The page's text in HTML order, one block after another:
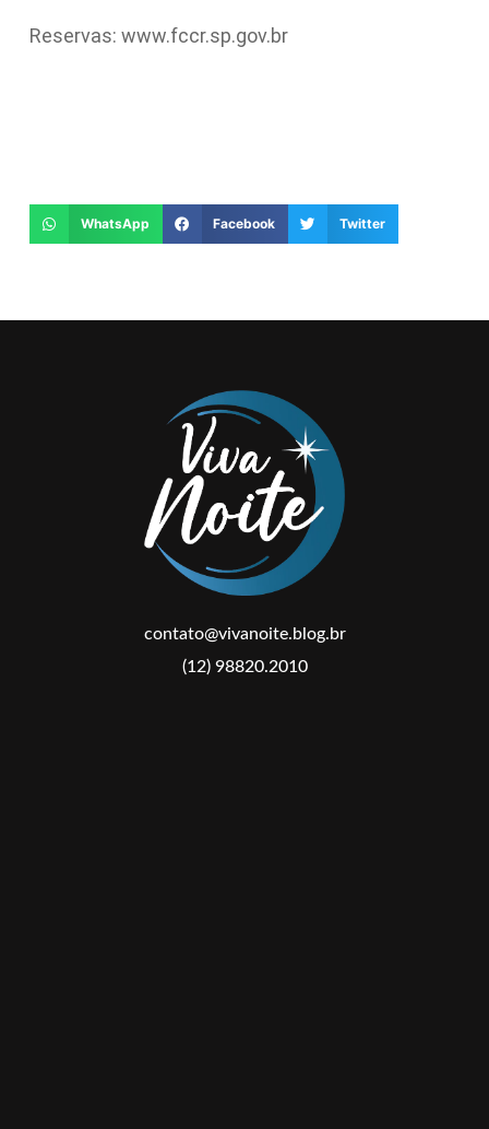
Reservas: www.fccr.sp.gov.br
WhatsApp Facebook Twitter
contato@vivanoite.blog.br
(12) 98820.2010